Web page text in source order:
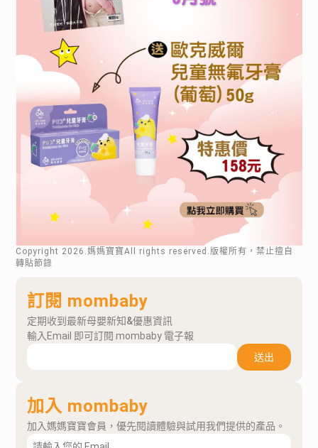
Copyright 2026 .媽媽寶寶All rights reserved.版權所有，禁止擅自
轉貼節錄
訂閱 mombaby
定期收到最新母嬰新知&優惠資訊
輸入Email 即可訂閱 mombaby 電子報
送出
加入 mombaby
加入媽媽寶寶會員，優先閱讀體驗與試用我們提供的產品。